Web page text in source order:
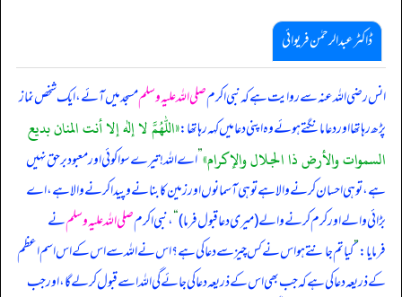
ڈاکٹر عبدالرحمٰن فریوائی
انس رضی الله عنہ سے روایت ہے کہنبی اکرمصلی اللہ علیہ وسلممسجد میں آئے، ایک شخص نماز
پڑھ رہا تھا اور دعا مانگتے ہوئے وہ اپنی دعا میں کہہ رہا تھا:«اللهم لا إله إلا أنت المنان بديع
السموات والأرض ذا الجلال والإكرام»”اے اللہ! تیرے سوا کوئی اور معبود برحق نہیں
ہے، تو ہی احسان کرنے والا ہے تو ہی آسمانوں اور زمین کا بنانے و پیدا کرنے والا ہے، اے
بڑائی والے اور کرم کرنے والے (میری دعا قبول فرما)“، نبی اکرمصلی اللہ علیہ وسلمنے
فرمایا:”کیا تم جانتے ہو اس نے کس چیز سے دعا کی ہے؟ اس نے اللہ سے اس کے اس اسم اعظم
کے ذریعہ دعا کی ہے کہ جب بھی اس کے ذریعہ دعا کی جائے گی اللہ اسے قبول کر لے گا، اور جب